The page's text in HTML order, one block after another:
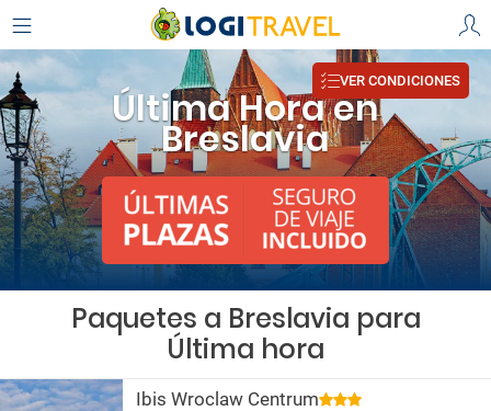
Última Hora en
Breslavia
VER CONDICIONES
Paquetes a Breslavia para
Última hora
Ibis Wroclaw Centrum